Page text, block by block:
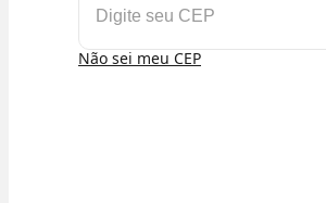
Não sei meu CEP